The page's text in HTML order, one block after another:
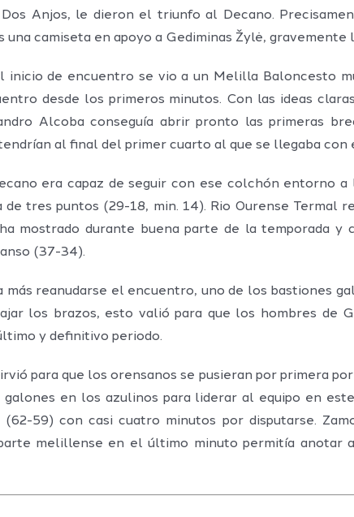
Anjos, le dieron el triunfo al Decano.
camiseta en apoyo a Gediminas Žylė, gravemente
inicio de encuentro se vio a un Melilla Baloncesto
desde los primeros minutos. Con las ideas
Alcoba conseguía abrir pronto las primeras
al final del primer cuarto al que se llegaba con
era capaz de seguir con ese colchón entorno
de tres puntos (29-18, min. 14). Rio Ourense Termal
mostrado durante buena parte de la temporada
(37-34).
más reanudarse el encuentro, uno de los bastiones
los brazos, esto valió para que los hombres de
y definitivo periodo.
para que los orensanos se pusieran por primera
en los azulinos para liderar al equipo en
59) con casi cuatro minutos por disputarse.
melillense en el último minuto permitía anotar